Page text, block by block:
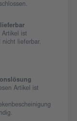
Artikel ist
nicht lieferbar.
Artikel ist